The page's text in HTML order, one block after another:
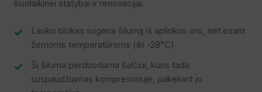
šiuolaikinei statybai ir renovacijai.
Lauko blokas sugeria šilumą iš aplinkos oro, net esant
žemoms temperatūroms (iki -28°C)
Ši šiluma perduodama šalčiui, kuris tada
suspaudžiamas kompresoriuje, pakeliant jo